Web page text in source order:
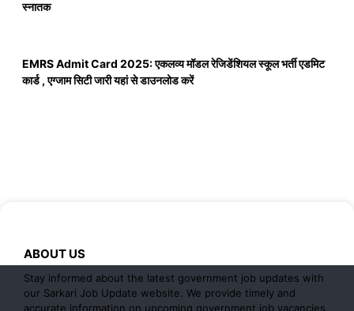
स्नातक
EMRS Admit Card 2025: एकलव्य मॉडल रेजिडेंशियल स्कूल भर्ती एडमिट
कार्ड , एग्जाम सिटी जारी यहां से डाउनलोड करें
ABOUT US
Stay informed about the latest government job updates with
our Sarkari Job Update website. We provide timely and
accurate information on upcoming government job vacancies,